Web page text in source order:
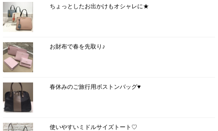
ちょっとしたお出かけもオシャレに★
お財布で春を先取り♪
春休みのご旅行用ボストンバッグ♥
使いやすいミドルサイズトート♡